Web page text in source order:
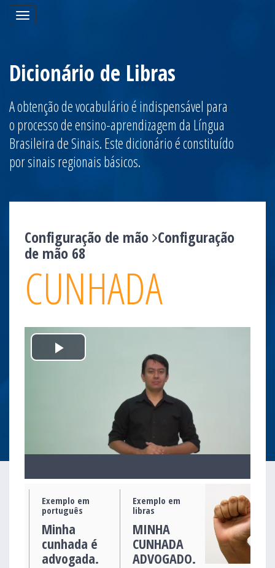
Toggle
navigation
Dicionário de Libras
A obtenção de vocabulário é indispensável para
o processo de ensino-aprendizagem da Língua
Brasileira de Sinais. Este dicionário é constituído
por sinais regionais básicos.
Configuração de mão Configuração
de mão 68
CUNHADA
Play
Exemplo em
português
Minha
cunhada é
advogada.
Exemplo em
libras
MINHA
CUNHADA
ADVOGADO.